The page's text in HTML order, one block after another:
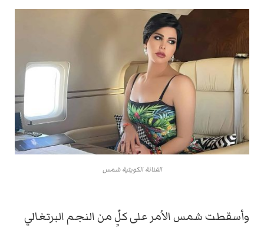
الفنانة الكويتية شمس
وأسقطت شمس الأمر على كلٍّ من النجم البرتغالي